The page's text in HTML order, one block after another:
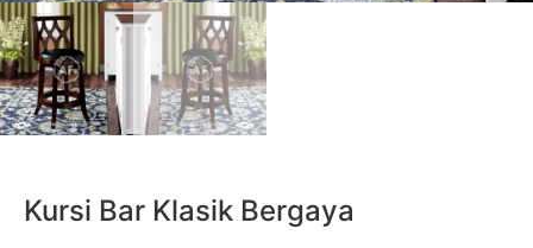
Kursi Bar Klasik Bergaya